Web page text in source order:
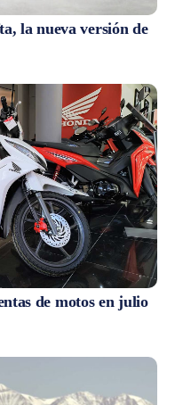
la nueva versión de
de motos en julio